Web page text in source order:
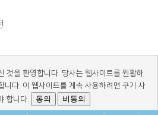
것을 환영합니다. 당사는 웹사이트를 원활하
니다. 이 웹사이트를 계속 사용하려면 쿠기 사
합니다.
동의 비동의